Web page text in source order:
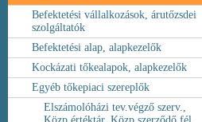
Befektetési vállalkozások, árutőzsdei
szolgáltatók
Befektetési alap, alapkezelők
Kockázati tőkealapok, alapkezelők
Egyéb tőkepiaci szereplők
Elszámolóházi tev.végző szerv.,